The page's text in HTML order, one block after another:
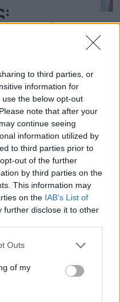
to third parties, or
information for
the below opt-out
note that after your
continue seeing
information utilized by
to third parties prior to
out of the further
by third parties on the
This information may
on the IAB’s List of
further disclose it to other
Outs
of my
παιδεία,
των
με νέο
εκατ. ευρώ προχωρά
ΕΣΠΑ και με
ο
Δημήτρης Πτωχός.
στην
παιδιών μας»,
υποδομές τις
[…]